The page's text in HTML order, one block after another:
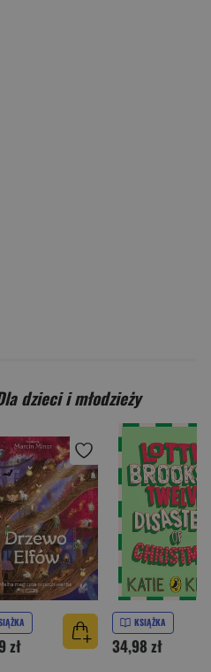
dzieci i młodzieży
zł
KSIĄŻKA
34,98 zł